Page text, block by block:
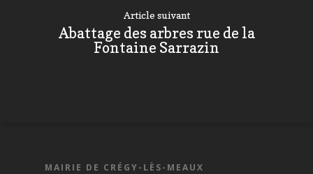
Article suivant
Abattage des arbres rue de la
Fontaine Sarrazin
MAIRIE DE CRÉGY-LÈS-MEAUX